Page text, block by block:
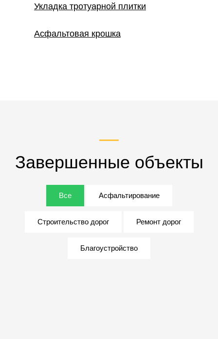
Укладка тротуарной плитки
Асфальтовая крошка
Завершенные объекты
Все Асфальтирование
Строительство дорог Ремонт дорог
Благоустройство